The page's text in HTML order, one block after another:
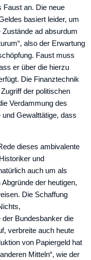
Faust an. Die neue
basiert leider, um
ad absurdum
also der Erwartung
Faust muss
er über die hierzu
Die Finanztechnik
der politischen
Verdammung des
Gewalttätige, dass
dieses ambivalente
und
auch um als
der heutigen,
Die Schaffung
Bundesbanker die
verbreite auch heute
von Papiergeld hat
Mitteln“, wie der